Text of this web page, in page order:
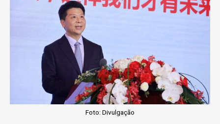
Foto: Divulgação